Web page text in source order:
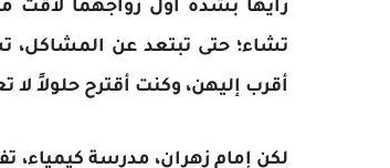
رأيها بشدة أول زواجهما لاقت
تشاء؛ حتى تبتعد عن المشاكل،
أقرب إليهن، وكنت أقترح حلولاً لا
لكن إمام زهران، مدرسة كيمياء،